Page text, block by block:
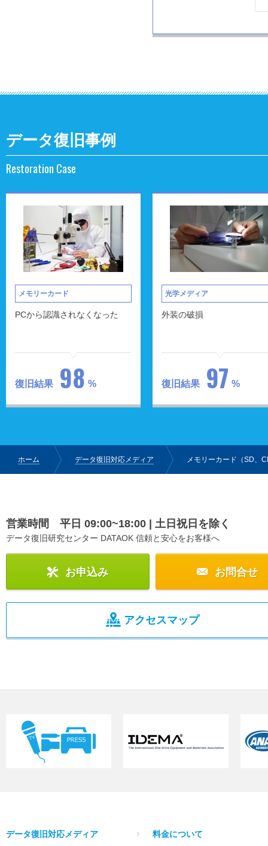
データ復旧事例
Restoration Case
メモリーカード
PCから認識されなくなった
復旧結果 98 %
光学メディア
外装の破損
復旧結果 97 %
ホーム データ復旧対応メディア メモリーカード（SD、
営業時間 平日 09:00~18:00 | 土日祝日を除く
データ復旧研究センター DATAOK 信頼と安心をお客様へ
お申込み お問合せ
アクセスマップ
データ復旧対応メディア 料金について